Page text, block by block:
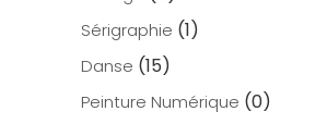
Sérigraphie (1)
Danse (15)
Peinture Numérique (0)